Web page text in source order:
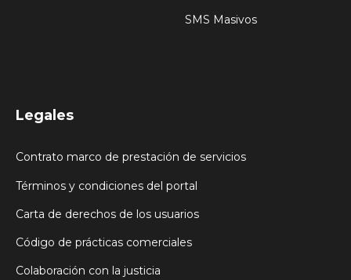
SMS Masivos
Legales
Contrato marco de prestación de servicios
Términos y condiciones del portal
Carta de derechos de los usuarios
Código de prácticas comerciales
Colaboración con la justicia